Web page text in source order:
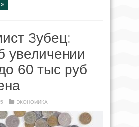
Зубец:
увеличении
60 тыс руб
ЭКОНОМИКА